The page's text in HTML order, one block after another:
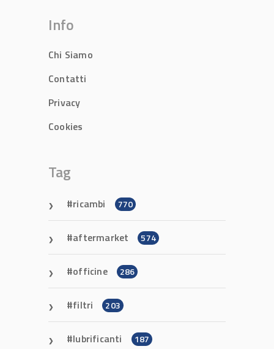
Info
Chi Siamo
Contatti
Privacy
Cookies
Tag
ricambi 770
aftermarket 574
officine 286
filtri 203
lubrificanti 187